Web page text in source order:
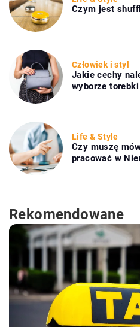
Czym jest
Człowiek i styl
Jakie cechy
wyborze
Life & Style
Czy muszę
pracować w
Rekomendowane